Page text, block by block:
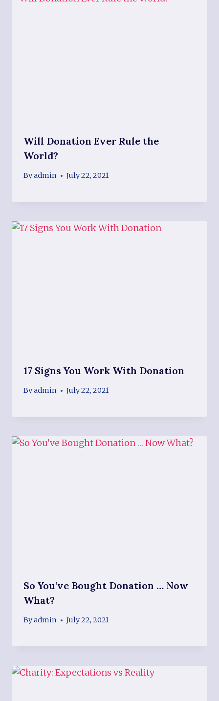
Will Donation Ever Rule the
World?
Byadmin July 22, 2021
17 Signs You Work With Donation
Byadmin July 22, 2021
So You’ve Bought Donation … Now
What?
Byadmin July 22, 2021